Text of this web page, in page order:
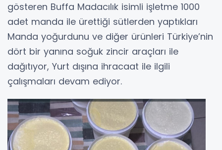
gösteren Buffa Madacılık isimli işletme 1000
adet manda ile ürettiği sütlerden yaptıkları
Manda yoğurdunu ve diğer ürünleri Türkiye’nin
dört bir yanına soğuk zincir araçları ile
dağıtıyor, Yurt dışına ihracaat ile ilgili
çalışmaları devam ediyor.